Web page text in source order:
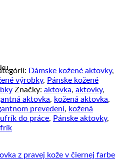
Dámske kožené aktovky,
výrobky, Pánske kožené
Značky: aktovka, aktovky,
aktovka, kožená aktovka,
prevedení, kožená
do práce, Pánske aktovky,